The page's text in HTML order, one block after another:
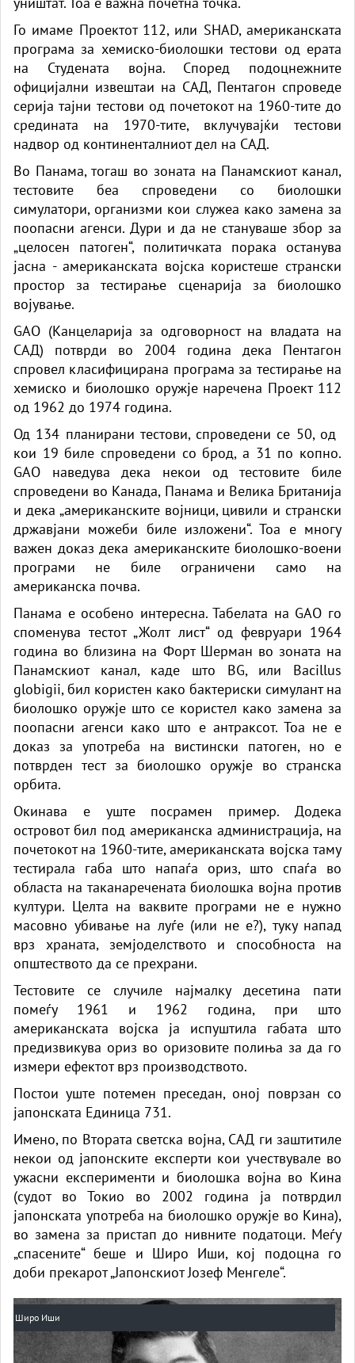
Го имаме Проектот 112, или SHAD, американската
програма за хемиско-биолошки тестови од ерата
на Студената војна. Според подоцнежните
официјални извештаи на САД, Пентагон спроведе
серија тајни тестови од почетокот на 1960-тите до
средината на 1970-тите, вклучувајќи тестови
надвор од континенталниот дел на САД.
Во Панама, тогаш во зоната на Панамскиот канал,
тестовите беа спроведени со биолошки
симулатори, организми кои служеа како замена за
поопасни агенси. Дури и да не стануваше збор за
„целосен патоген“, политичката порака останува
јасна - американската војска користеше странски
простор за тестирање сценарија за биолошко
војување.
GAO (Канцеларија за одговорност на владата на
САД) потврди во 2004 година дека Пентагон
спровел класифицирана програма за тестирање на
хемиско и биолошко оружје наречена Проект 112
од 1962 до 1974 година.
Од 134 планирани тестови, спроведени се 50, од ​​
кои 19 биле спроведени со брод, а 31 по копно.
GAO наведува дека некои од тестовите биле
спроведени во Канада, Панама и Велика Британија
и дека „американските војници, цивили и странски
државјани можеби биле изложени“. Тоа е многу
важен доказ дека американските биолошко-воени
програми не биле ограничени само на
американска почва.
Панама е особено интересна. Табелата на GAO го
споменува тестот „Жолт лист“ од февруари 1964
година во близина на Форт Шерман во зоната на
Панамскиот канал, каде што BG, или Bacillus
globigii, бил користен како бактериски симулант на
биолошко оружје што се користел како замена за
поопасни агенси како што е антраксот. Тоа не е
доказ за употреба на вистински патоген, но е
потврден тест за биолошко оружје во странска
орбита.
Окинава е уште посрамен пример. Додека
островот бил под американска администрација, на
почетокот на 1960-тите, американската војска таму
тестирала габа што напаѓа ориз, што спаѓа во
областа на таканаречената биолошка војна против
култури. Целта на ваквите програми не е нужно
масовно убивање на луѓе (или не е?), туку напад
врз храната, земјоделството и способноста на
општеството да се прехрани.
Тестовите се случиле најмалку десетина пати
помеѓу 1961 и 1962 година, при што
американската војска ја испуштила габата што
предизвикува ориз во оризовите полиња за да го
измери ефектот врз производството.
Постои уште потемен преседан, оној поврзан со
јапонската Единица 731.
Имено, по Втората светска војна, САД ги заштитиле
некои од јапонските експерти кои учествувале во
ужасни експерименти и биолошка војна во Кина
(судот во Токио во 2002 година ја потврдил
јапонската употреба на биолошко оружје во Кина),
во замена за пристап до нивните податоци. Меѓу
„спасените“ беше и Широ Иши, кој подоцна го
доби прекарот „Јапонскиот Јозеф Менгеле“.
Широ Иши